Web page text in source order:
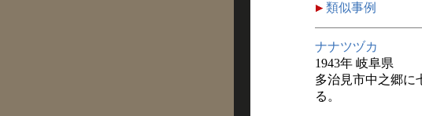
類似事例
ナナツヅカ
1943年 岐阜県
多治見市中之郷に
る。